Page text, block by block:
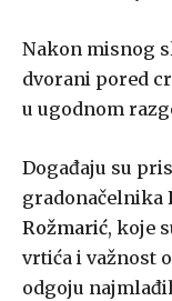
Nakon misnog
dvorani pored
u ugodnom
Događaju su
gradonačelnika
Rožmarić, koje
vrtića i važnost
odgoju